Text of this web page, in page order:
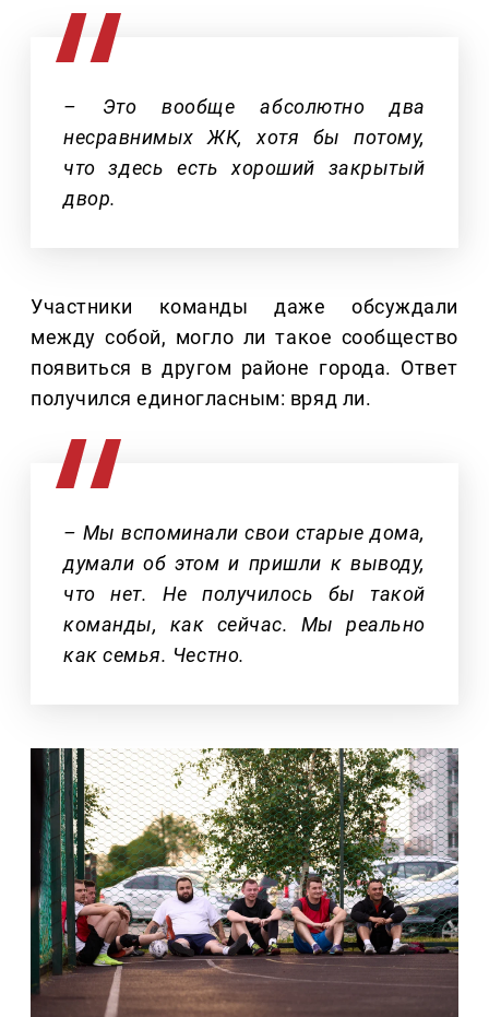
– Это вообще абсолютно два
несравнимых ЖК, хотя бы потому,
что здесь есть хороший закрытый
двор.
Участники команды даже обсуждали
между собой, могло ли такое сообщество
появиться в другом районе города. Ответ
получился единогласным: вряд ли.
– Мы вспоминали свои старые дома,
думали об этом и пришли к выводу,
что нет. Не получилось бы такой
команды, как сейчас. Мы реально
как семья. Честно.